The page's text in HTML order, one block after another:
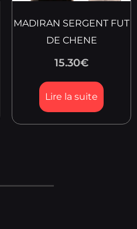
MADIRAN SERGENT FUT
DE CHENE
15.30€
Lire la suite